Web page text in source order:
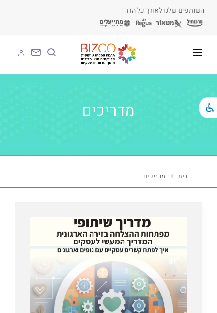
השותפים שלנו לאורך כל הדרך
על BIZCO
BIZCO לעסקים
מדריכים
בית מדריכים